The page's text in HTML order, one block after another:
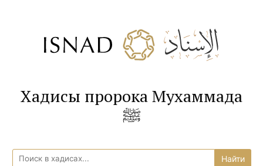
Хадисы пророка Мухаммада
ﷺ